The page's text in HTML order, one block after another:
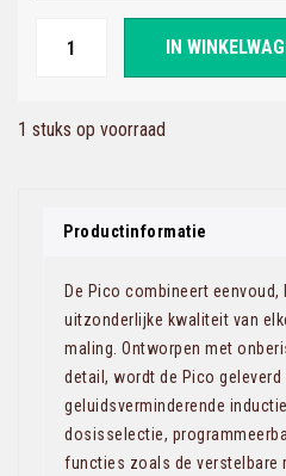
IN
1 stuks op voorraad
Productinformatie
De Pico combineert
uitzonderlijke kwaliteit van
maling. Ontworpen met
detail, wordt de Pico geleverd
geluidsverminderende
dosisselectie,
functies zoals de verstelbare